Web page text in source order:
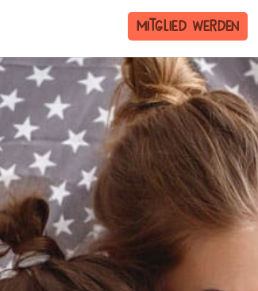
Mitglied werden